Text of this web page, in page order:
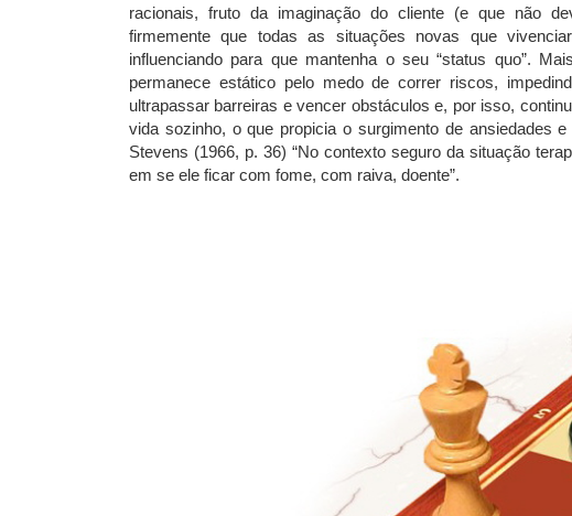
racionais, fruto da imaginação do cliente (e que não
firmemente que todas as situações novas que
influenciando para que mantenha o seu “status quo”.
permanece estático pelo medo de correr riscos,
ultrapassar barreiras e vencer obstáculos e, por isso,
vida sozinho, o que propicia o surgimento de ansiedades
Stevens (1966, p. 36) “No contexto seguro da situação
em se ele ficar com fome, com raiva, doente”.